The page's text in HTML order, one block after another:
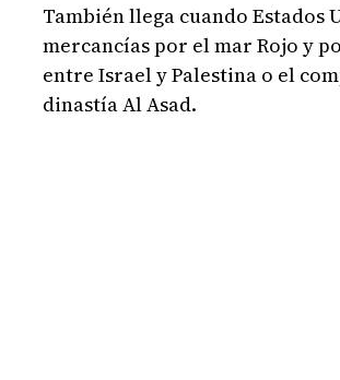
También llega cuando
mercancías por el mar Rojo y
entre Israel y Palestina o el
dinastía Al Asad.